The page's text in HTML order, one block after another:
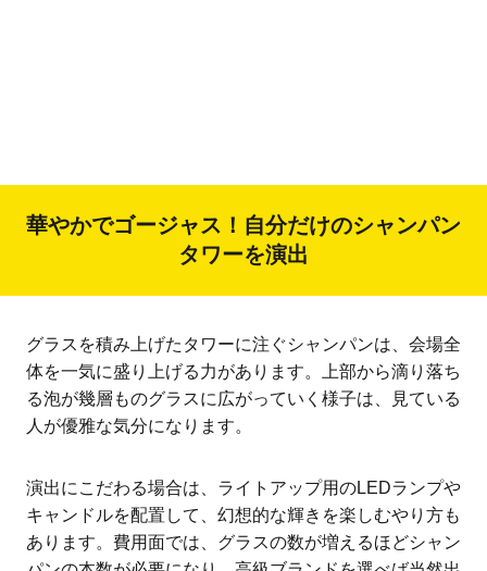
華やかでゴージャス！自分だけのシャンパン
タワーを演出
グラスを積み上げたタワーに注ぐシャンパンは、会場全
体を一気に盛り上げる力があります。上部から滴り落ち
る泡が幾層ものグラスに広がっていく様子は、見ている
人が優雅な気分になります。
演出にこだわる場合は、ライトアップ用のLEDランプや
キャンドルを配置して、幻想的な輝きを楽しむやり方も
あります。費用面では、グラスの数が増えるほどシャン